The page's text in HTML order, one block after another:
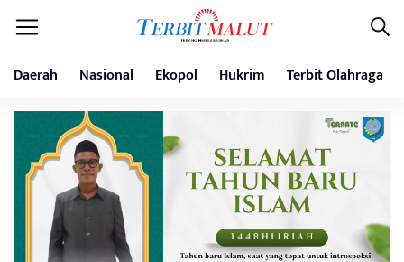
Daerah Nasional Ekopol Hukrim Terbit Olahraga